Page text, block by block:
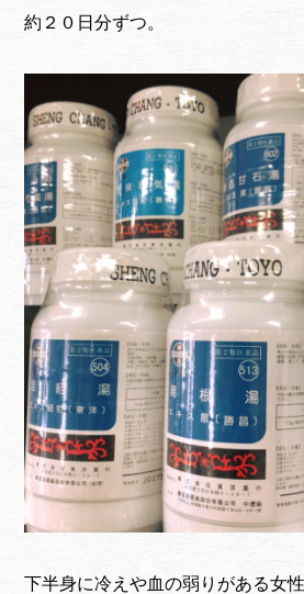
約２０日分ずつ。
下半身に冷えや血の弱りがある女